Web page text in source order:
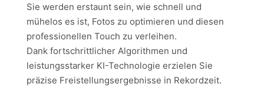
Sie werden erstaunt sein, wie schnell und
mühelos es ist, Fotos zu optimieren und diesen
professionellen Touch zu verleihen.
Dank fortschrittlicher Algorithmen und
leistungsstarker KI-Technologie erzielen Sie
präzise Freistellungsergebnisse in Rekordzeit.